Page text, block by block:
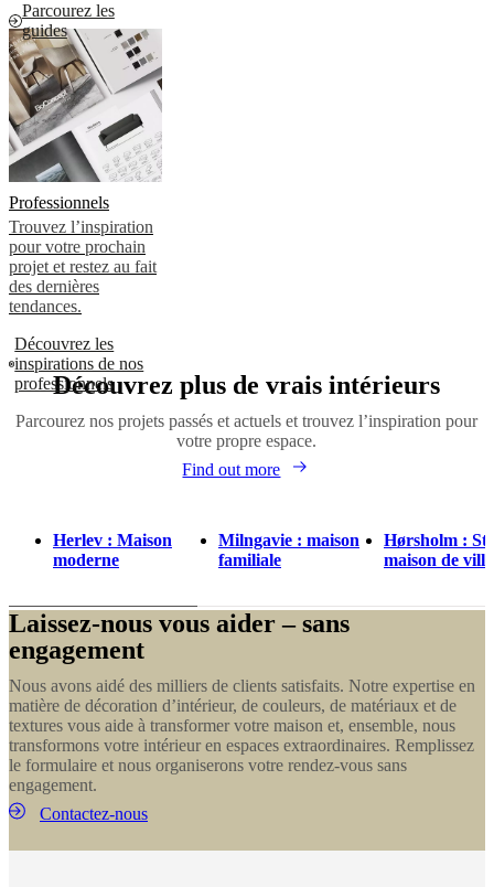
qualitéRencontre
avec
nos
designersPersonnalisation
and
certifications Déclaration
d’accessibilitéDevenir
franchiséProfessionals
ProgramProjectsArticles
and
news
Parcourez les
guides
Professionnels
Trouvez l’inspiration
pour votre prochain
projet et restez au fait
des dernières
tendances.
Découvrez les
inspirations de nos
professionnels
Découvrez plus de vrais intérieurs
Parcourez nos projets passés et actuels et trouvez l’inspiration pour
votre propre espace.
Find out more
Herlev : Maison
moderne
Milngavie : maison
familiale
Hørsholm :
maison de ville
Laissez-nous vous aider – sans
engagement
Nous avons aidé des milliers de clients satisfaits. Notre expertise en
matière de décoration d’intérieur, de couleurs, de matériaux et de
textures vous aide à transformer votre maison et, ensemble, nous
transformons votre intérieur en espaces extraordinaires. Remplissez
le formulaire et nous organiserons votre rendez-vous sans
engagement.
Contactez-nous